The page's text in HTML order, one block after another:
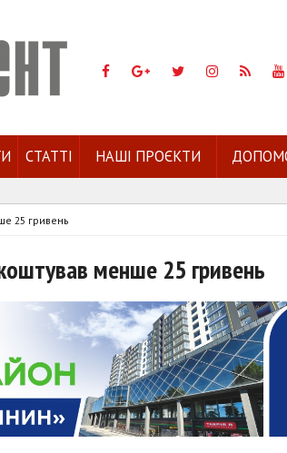
СТАТТІ НАШІ ПРОЄКТИ
25 гривень
менше 25 гривень